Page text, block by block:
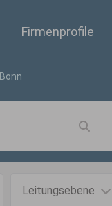
Firmenprofile
Bonn
Leitungsebene